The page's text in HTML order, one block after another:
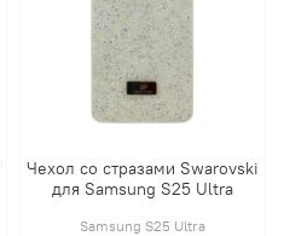
Чехол со стразами Swarovski
для Samsung S25 Ultra
Samsung S25 Ultra